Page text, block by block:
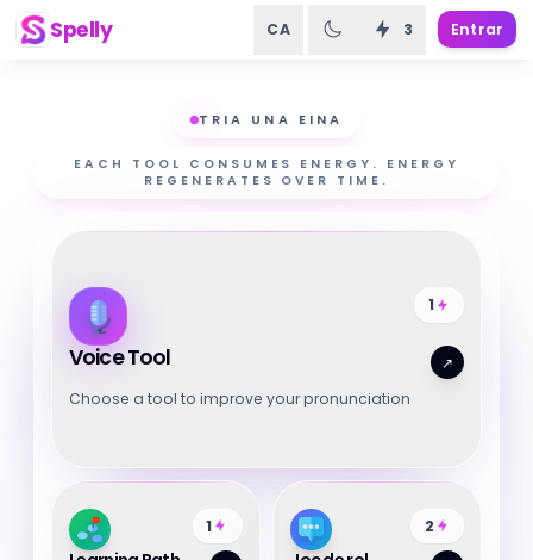
Spelly CA 3 Entrar
TRIA UNA EINA
EACH TOOL CONSUMES ENERGY. ENERGY
REGENERATES OVER TIME.
1
Voice Tool
↗
Choose a tool to improve your pronunciation
1 2